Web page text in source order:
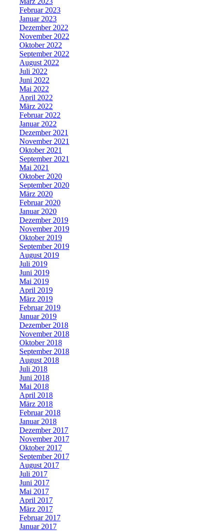
Februar 2023
Januar 2023
Dezember 2022
November 2022
Oktober 2022
September 2022
August 2022
Juli 2022
Juni 2022
Mai 2022
April 2022
März 2022
Februar 2022
Januar 2022
Dezember 2021
November 2021
Oktober 2021
September 2021
Mai 2021
Oktober 2020
September 2020
März 2020
Februar 2020
Januar 2020
Dezember 2019
November 2019
Oktober 2019
September 2019
August 2019
Juli 2019
Juni 2019
Mai 2019
April 2019
März 2019
Februar 2019
Januar 2019
Dezember 2018
November 2018
Oktober 2018
September 2018
August 2018
Juli 2018
Juni 2018
Mai 2018
April 2018
März 2018
Februar 2018
Januar 2018
Dezember 2017
November 2017
Oktober 2017
September 2017
August 2017
Juli 2017
Juni 2017
Mai 2017
April 2017
März 2017
Februar 2017
Januar 2017